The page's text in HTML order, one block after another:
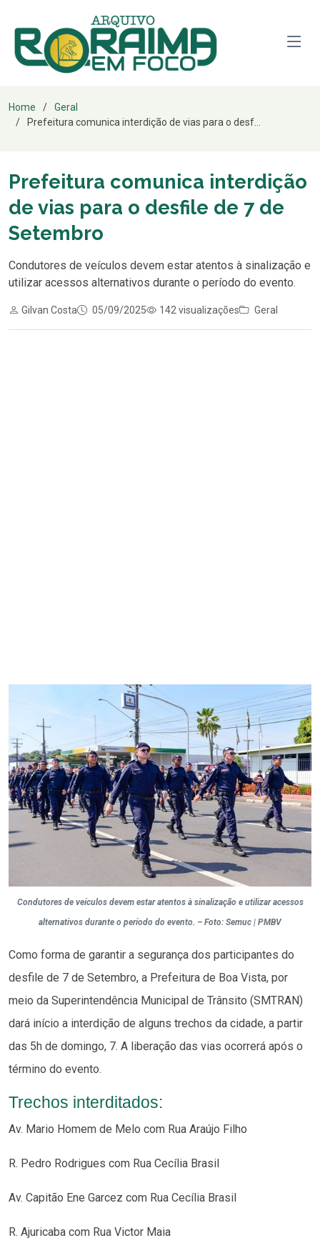
Home
Geral
Prefeitura comunica interdição de vias para o desf...
Prefeitura comunica interdição
de vias para o desfile de 7 de
Setembro
Condutores de veículos devem estar atentos à sinalização e
utilizar acessos alternativos durante o período do evento.
Gilvan Costa 05/09/2025 142 visualizações Geral
Condutores de veículos devem estar atentos à sinalização e utilizar acessos
alternativos durante o período do evento. – Foto: Semuc | PMBV
Como forma de garantir a segurança dos participantes do
desfile de 7 de Setembro, a Prefeitura de Boa Vista, por
meio da Superintendência Municipal de Trânsito (SMTRAN)
dará início a interdição de alguns trechos da cidade, a partir
das 5h de domingo, 7. A liberação das vias ocorrerá após o
término do evento.
Trechos interditados:
Av. Mario Homem de Melo com Rua Araújo Filho
R. Pedro Rodrigues com Rua Cecília Brasil
Av. Capitão Ene Garcez com Rua Cecília Brasil
R. Ajuricaba com Rua Victor Maia